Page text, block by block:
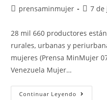
prensaminmujer 7 de
28 mil 660 productores
rurales, urbanas y
mujeres (Prensa MinMujer
Venezuela Mujer…
Continuar Leyendo